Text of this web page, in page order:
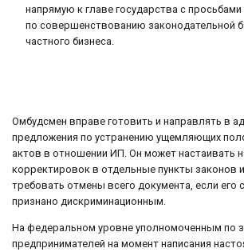
напрямую к главе государства с просьбами
по совершенствованию законодательной
частного бизнеса.
Омбудсмен вправе готовить и направлять в
предложения по устранению ущемляющих
актов в отношении ИП. Он может настаивать
корректировок в отдельные пункты законов
требовать отмены всего документа, если его
признано дискриминационным.
На федеральном уровне уполномоченным по
предпринимателей на момент написания